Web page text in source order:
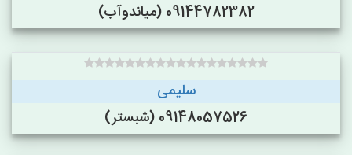
09144782382 (میاندوآب)
سلیمی
09148057526 (شبستر)